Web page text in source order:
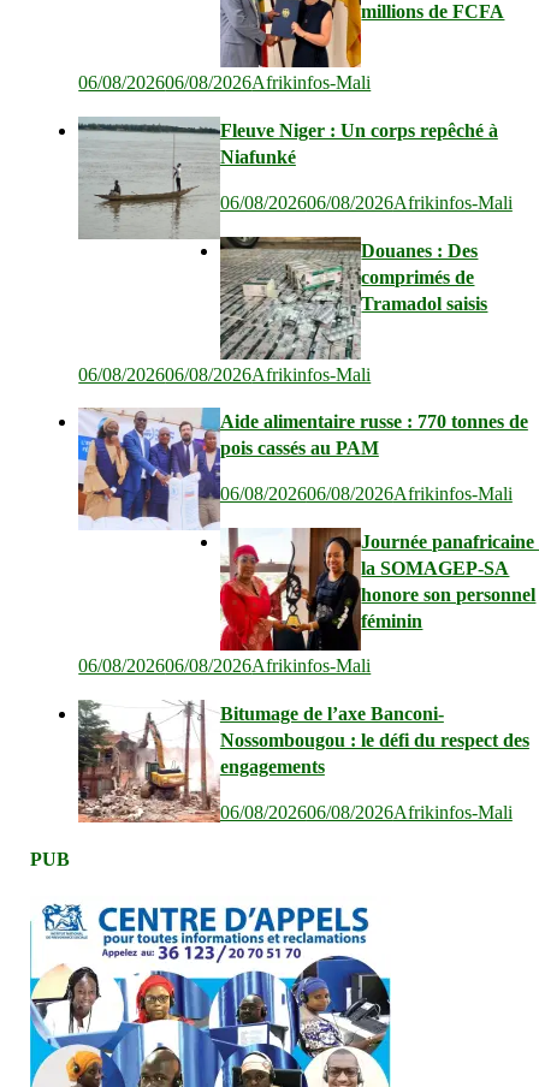
millions de FCFA
06/08/202606/08/2026Afrikinfos-Mali
Fleuve Niger : Un corps repêché à
Niafunké
06/08/202606/08/2026Afrikinfos-Mali
Douanes : Des
comprimés de
Tramadol saisis
06/08/202606/08/2026Afrikinfos-Mali
Aide alimentaire russe : 770 tonnes de
pois cassés au PAM
06/08/202606/08/2026Afrikinfos-Mali
Journée panafricaine
la SOMAGEP-SA
honore son personnel
féminin
06/08/202606/08/2026Afrikinfos-Mali
Bitumage de l’axe Banconi-
Nossombougou : le défi du respect des
engagements
06/08/202606/08/2026Afrikinfos-Mali
PUB